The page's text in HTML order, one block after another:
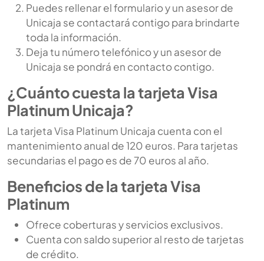
Puedes rellenar el formulario y un asesor de
Unicaja se contactará contigo para brindarte
toda la información.
Deja tu número telefónico y un asesor de
Unicaja se pondrá en contacto contigo.
¿Cuánto cuesta la tarjeta Visa
Platinum Unicaja?
La tarjeta Visa Platinum Unicaja cuenta con el
mantenimiento anual de 120 euros. Para tarjetas
secundarias el pago es de 70 euros al año.
Beneficios de la tarjeta Visa
Platinum
Ofrece coberturas y servicios exclusivos.
Cuenta con saldo superior al resto de tarjetas
de crédito.